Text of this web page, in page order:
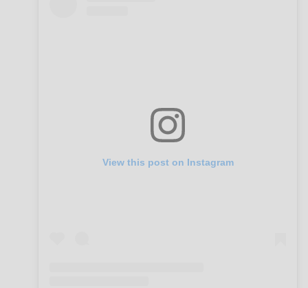
View this post on Instagram